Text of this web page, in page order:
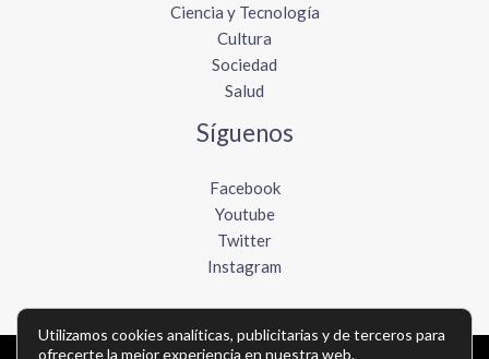
Ciencia y Tecnología
Cultura
Sociedad
Salud
Síguenos
Facebook
Youtube
Twitter
Instagram
Utilizamos cookies analíticas, publicitarias y de terceros para
ofrecerte la mejor experiencia en nuestra web.